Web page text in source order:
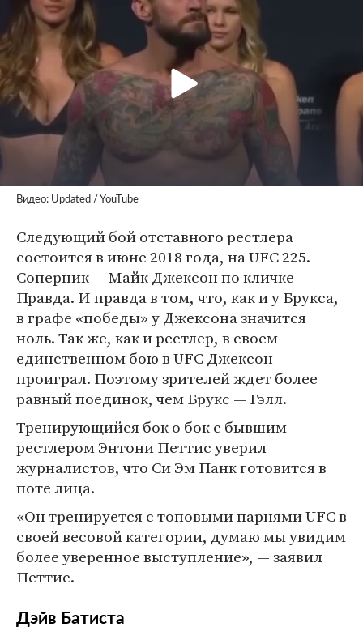
Видео: Updated / YouTube
Следующий бой отставного рестлера
состоится в июне 2018 года, на UFC 225.
Соперник — Майк Джексон по кличке
Правда. И правда в том, что, как и у Брукса,
в графе «победы» у Джексона значится
ноль. Так же, как и рестлер, в своем
единственном бою в UFC Джексон
проиграл. Поэтому зрителей ждет более
равный поединок, чем Брукс — Гэлл.
Тренирующийся бок о бок с бывшим
рестлером Энтони Петтис уверил
журналистов, что Си Эм Панк готовится в
поте лица.
«Он тренируется с топовыми парнями UFC в
своей весовой категории, думаю мы увидим
более уверенное выступление», — заявил
Петтис.
Дэйв Батиста